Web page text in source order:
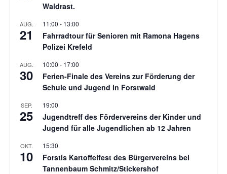
Waldrast.
AUG.
21
11:00 - 13:00
Fahrradtour für Senioren mit Ramona Hagens
Polizei Krefeld
AUG.
30
10:00 - 17:00
Ferien-Finale des Vereins zur Förderung der
Schule und Jugend in Forstwald
SEP.
25
19:00
Jugendtreff des Fördervereins der Kinder und
Jugend für alle Jugendlichen ab 12 Jahren
OKT.
10
15:30
Forstis Kartoffelfest des Bürgervereins bei
Tannenbaum Schmitz/Stickershof